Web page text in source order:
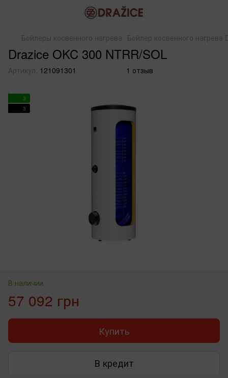
Бойлеры косвенного нагрева Бойлер косвенного нагрева
Drazice OKC 300 NTRR/SOL
Артикул: 121091301 1 отзыв
3
3
В наличии
57 092 грн
Купить
В кредит